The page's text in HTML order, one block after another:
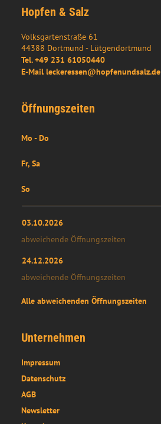
Hopfen & Salz
Volksgartenstraße 61
44388 Dortmund - Lütgendortmund
Tel. +49 231 61050440
E-Mail leckeressen@hopfenundsalz.de
Öffnungszeiten
Mo - Do
Fr, Sa
So
03.10.2026
abweichende Öffnungszeiten
24.12.2026
abweichende Öffnungszeiten
Alle abweichenden Öffnungszeiten
Unternehmen
Impressum
Datenschutz
AGB
Newsletter